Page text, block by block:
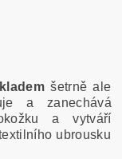
šetrně ale
a zanechává
a vytváří
ubrousku